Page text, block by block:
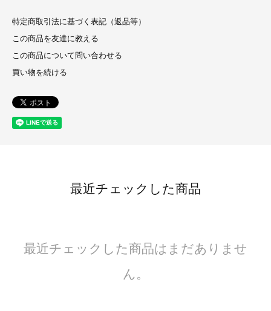
特定商取引法に基づく表記（返品等）
この商品を友達に教える
この商品について問い合わせる
買い物を続ける
最近チェックした商品
最近チェックした商品はまだありませ
ん。